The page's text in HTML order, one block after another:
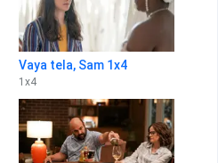
Vaya tela, Sam 1x4
1 x4